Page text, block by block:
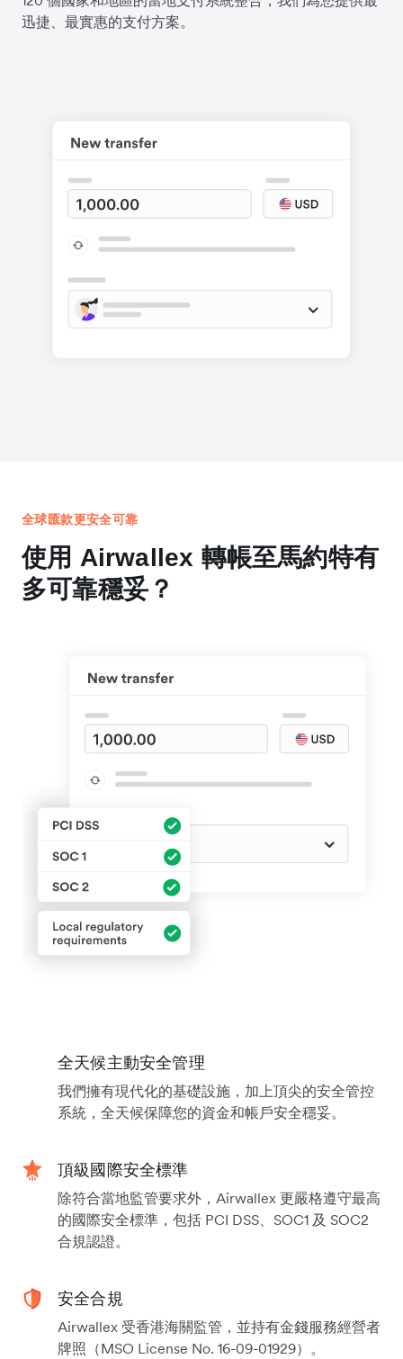
迅捷、最實惠的支付方案。
全球匯款更安全可靠
使用 Airwallex 轉帳至馬約特有
多可靠穩妥？
全天候主動安全管理
我們擁有現代化的基礎設施，加上頂尖的安全管控
系統，全天候保障您的資金和帳戶安全穩妥。
頂級國際安全標準
除符合當地監管要求外，Airwallex 更嚴格遵守最高
的國際安全標準，包括 PCI DSS、SOC1 及 SOC2
合規認證。
安全合規
Airwallex 受香港海關監管，並持有金錢服務經營者
牌照（MSO License No. 16-09-01929）。